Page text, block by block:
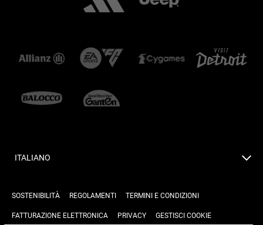
ITALIANO
SOSTENIBILITÀ REGOLAMENTI TERMINI E CONDIZIONI
FATTURAZIONE ELETTRONICA PRIVACY GESTISCI COOKIE